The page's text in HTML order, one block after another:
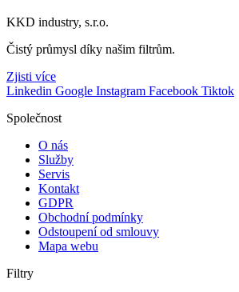
KKD industry, s.r.o.
Čistý průmysl díky našim filtrům.
Zjisti více
Linkedin Google Instagram Facebook Tiktok
Společnost
O nás
Služby
Servis
Kontakt
GDPR
Obchodní podmínky
Odstoupení od smlouvy
Mapa webu
Filtry